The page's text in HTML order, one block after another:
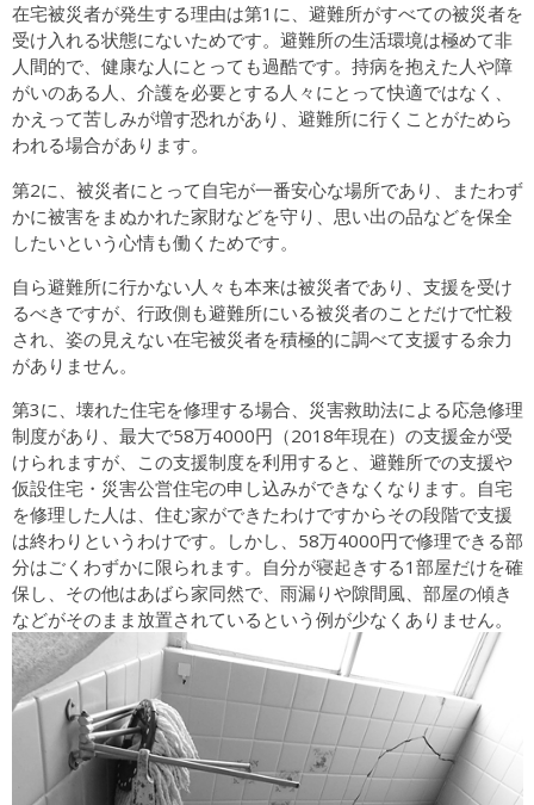
在宅被災者が発生する理由は第1に、避難所がすべての被災者を
受け入れる状態にないためです。避難所の生活環境は極めて非
人間的で、健康な人にとっても過酷です。持病を抱えた人や障
がいのある人、介護を必要とする人々にとって快適ではなく、
かえって苦しみが増す恐れがあり、避難所に行くことがためら
われる場合があります。
第2に、被災者にとって自宅が一番安心な場所であり、またわず
かに被害をまぬかれた家財などを守り、思い出の品などを保全
したいという心情も働くためです。
自ら避難所に行かない人々も本来は被災者であり、支援を受け
るべきですが、行政側も避難所にいる被災者のことだけで忙殺
され、姿の見えない在宅被災者を積極的に調べて支援する余力
がありません。
第3に、壊れた住宅を修理する場合、災害救助法による応急修理
制度があり、最大で58万4000円（2018年現在）の支援金が受
けられますが、この支援制度を利用すると、避難所での支援や
仮設住宅・災害公営住宅の申し込みができなくなります。自宅
を修理した人は、住む家ができたわけですからその段階で支援
は終わりというわけです。しかし、58万4000円で修理できる部
分はごくわずかに限られます。自分が寝起きする1部屋だけを確
保し、その他はあばら家同然で、雨漏りや隙間風、部屋の傾き
などがそのまま放置されているという例が少なくありません。